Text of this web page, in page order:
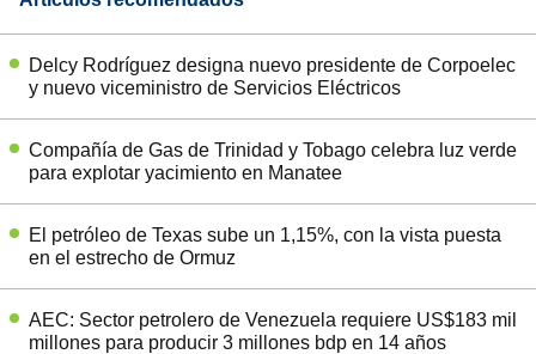
Delcy Rodríguez designa nuevo presidente de Corpoelec
y nuevo viceministro de Servicios Eléctricos
Compañía de Gas de Trinidad y Tobago celebra luz verde
para explotar yacimiento en Manatee
El petróleo de Texas sube un 1,15%, con la vista puesta
en el estrecho de Ormuz
AEC: Sector petrolero de Venezuela requiere US$183 mil
millones para producir 3 millones bdp en 14 años